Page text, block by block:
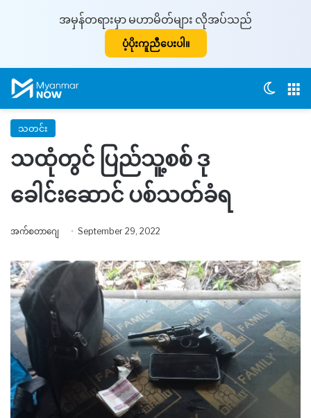
အမှန်တရားမှာ မဟာမိတ်များ လိုအပ်သည်
ပံ့ပိုးကူညီပေးပါ။
သတင်း
သထုံတွင် ပြည်သူ့စစ် ဒု
ခေါင်းဆောင် ပစ်သတ်ခံရ
အက်စတာဂျေ September 29, 2022